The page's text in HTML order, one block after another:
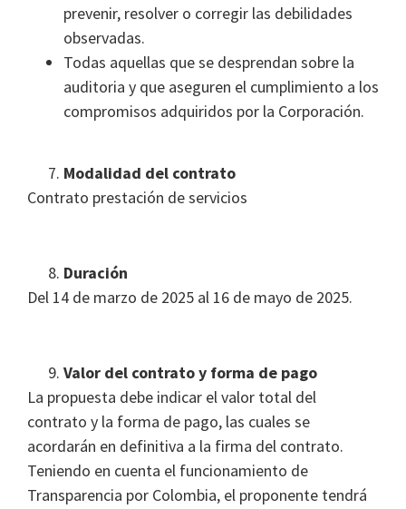
prevenir, resolver o corregir las debilidades
observadas.
Todas aquellas que se desprendan sobre la
auditoria y que aseguren el cumplimiento a los
compromisos adquiridos por la Corporación.
Modalidad del contrato
Contrato prestación de servicios
Duración
Del 14 de marzo de 2025 al 16 de mayo de 2025.
Valor del contrato y forma de pago
La propuesta debe indicar el valor total del
contrato y la forma de pago, las cuales se
acordarán en definitiva a la firma del contrato.
Teniendo en cuenta el funcionamiento de
Transparencia por Colombia, el proponente tendrá